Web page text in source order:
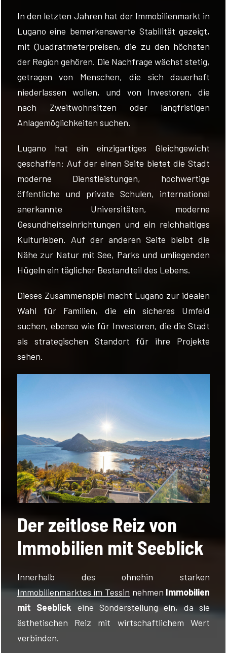
In den letzten Jahren hat der Immobilienmarkt in
Lugano eine bemerkenswerte Stabilität gezeigt,
mit Quadratmeterpreisen, die zu den höchsten
der Region gehören. Die Nachfrage wächst stetig,
getragen von Menschen, die sich dauerhaft
niederlassen wollen, und von Investoren, die
nach Zweitwohnsitzen oder langfristigen
Anlagemöglichkeiten suchen.
Lugano hat ein einzigartiges Gleichgewicht
geschaffen: Auf der einen Seite bietet die Stadt
moderne Dienstleistungen, hochwertige
öffentliche und private Schulen, international
anerkannte Universitäten, moderne
Gesundheitseinrichtungen und ein reichhaltiges
Kulturleben. Auf der anderen Seite bleibt die
Nähe zur Natur mit See, Parks und umliegenden
Hügeln ein täglicher Bestandteil des Lebens.
Dieses Zusammenspiel macht Lugano zur idealen
Wahl für Familien, die ein sicheres Umfeld
suchen, ebenso wie für Investoren, die die Stadt
als strategischen Standort für ihre Projekte
sehen.
Der zeitlose Reiz von
Immobilien mit Seeblick
Innerhalb des ohnehin starken
Immobilienmarktes im Tessin nehmen Immobilien
mit Seeblick eine Sonderstellung ein, da sie
ästhetischen Reiz mit wirtschaftlichem Wert
verbinden.
FOLGEN
SIE
UNS